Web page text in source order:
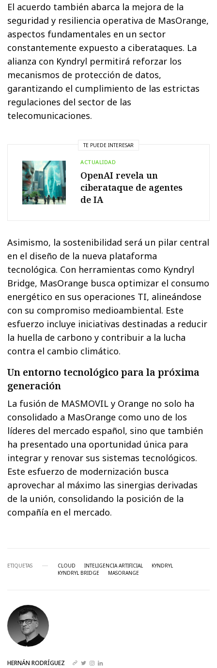
El acuerdo también abarca la mejora de la
seguridad y resiliencia operativa de MasOrange,
aspectos fundamentales en un sector
constantemente expuesto a ciberataques. La
alianza con Kyndryl permitirá reforzar los
mecanismos de protección de datos,
garantizando el cumplimiento de las estrictas
regulaciones del sector de las
telecomunicaciones.
TE PUEDE INTERESAR
ACTUALIDAD
OpenAI revela un
ciberataque de agentes
de IA
Asimismo, la sostenibilidad será un pilar central
en el diseño de la nueva plataforma
tecnológica. Con herramientas como Kyndryl
Bridge, MasOrange busca optimizar el consumo
energético en sus operaciones TI, alineándose
con su compromiso medioambiental. Este
esfuerzo incluye iniciativas destinadas a reducir
la huella de carbono y contribuir a la lucha
contra el cambio climático.
Un entorno tecnológico para la próxima
generación
La fusión de MASMOVIL y Orange no solo ha
consolidado a MasOrange como uno de los
líderes del mercado español, sino que también
ha presentado una oportunidad única para
integrar y renovar sus sistemas tecnológicos.
Este esfuerzo de modernización busca
aprovechar al máximo las sinergias derivadas
de la unión, consolidando la posición de la
compañía en el mercado.
ETIQUETAS CLOUD INTELIGENCIA ARTIFICIAL
KYNDRYL
KYNDRYL BRIDGE
MASORANGE
HERNÁN RODRÍGUEZ